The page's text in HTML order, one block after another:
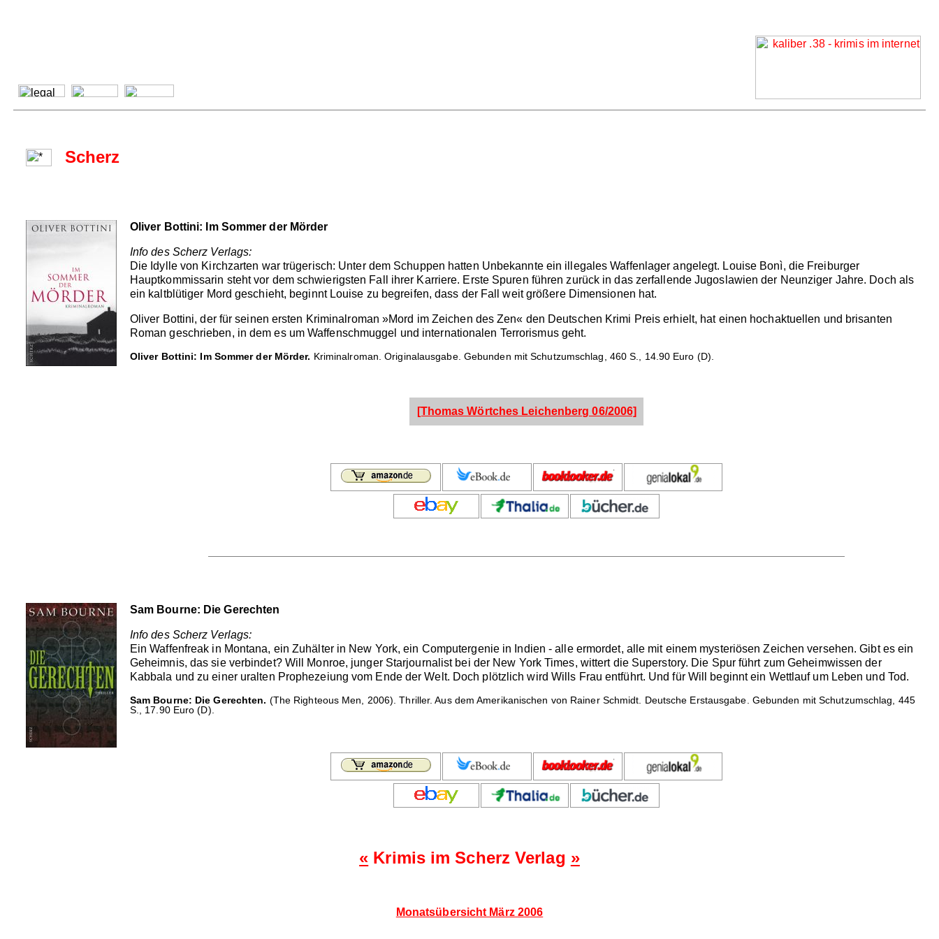
Scherz
Oliver Bottini: Im Sommer der Mörder
Info des Scherz Verlags:
Die Idylle von Kirchzarten war trügerisch: Unter dem Schuppen hatten Unbekannte ein illegales Waffenlager angelegt. Louise Bonì, die Freiburger
Hauptkommissarin steht vor dem schwierigsten Fall ihrer Karriere. Erste Spuren führen zurück in das zerfallende Jugoslawien der Neunziger Jahre. Doch als
ein kaltblütiger Mord geschieht, beginnt Louise zu begreifen, dass der Fall weit größere Dimensionen hat.
Oliver Bottini, der für seinen ersten Kriminalroman »Mord im Zeichen des Zen« den Deutschen Krimi Preis erhielt, hat einen hochaktuellen und brisanten
Roman geschrieben, in dem es um Waffenschmuggel und internationalen Terrorismus geht.
Oliver Bottini: Im Sommer der Mörder. Kriminalroman. Originalausgabe. Gebunden mit Schutzumschlag, 460 S., 14.90 Euro (D).
[Thomas Wörtches Leichenberg 06/2006]
Sam Bourne: Die Gerechten
Info des Scherz Verlags:
Ein Waffenfreak in Montana, ein Zuhälter in New York, ein Computergenie in Indien - alle ermordet, alle mit einem mysteriösen Zeichen versehen. Gibt es ein
Geheimnis, das sie verbindet? Will Monroe, junger Starjournalist bei der New York Times, wittert die Superstory. Die Spur führt zum Geheimwissen der
Kabbala und zu einer uralten Prophezeiung vom Ende der Welt. Doch plötzlich wird Wills Frau entführt. Und für Will beginnt ein Wettlauf um Leben und Tod.
Sam Bourne: Die Gerechten. (The Righteous Men, 2006). Thriller. Aus dem Amerikanischen von Rainer Schmidt. Deutsche Erstausgabe. Gebunden mit Schutzumschlag, 445
S., 17.90 Euro (D).
« Krimis im Scherz Verlag »
Monatsübersicht März 2006